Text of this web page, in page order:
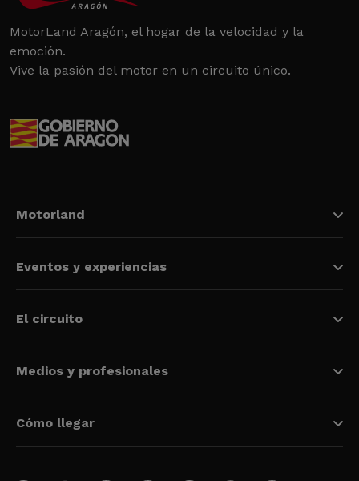
MotorLand Aragón, el hogar de la velocidad y la
emoción.
Vive la pasión del motor en un circuito único.
Motorland
Eventos y experiencias
El circuito
Medios y profesionales
Cómo llegar